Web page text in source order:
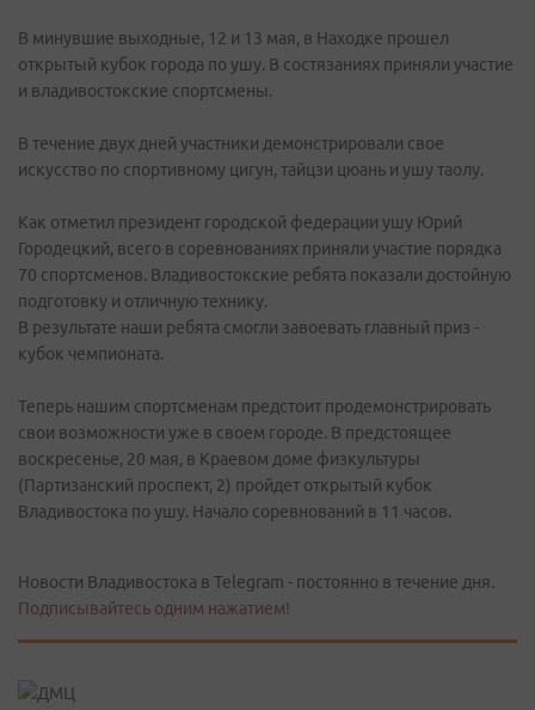
В минувшие выходные, 12 и 13 мая, в Находке прошел
открытый кубок города по ушу. В состязаниях приняли участие
и владивостокские спортсмены.
В течение двух дней участники демонстрировали свое
искусство по спортивному цигун, тайцзи цюань и ушу таолу.
Как отметил президент городской федерации ушу Юрий
Городецкий, всего в соревнованиях приняли участие порядка
70 спортсменов. Владивостокские ребята показали достойную
подготовку и отличную технику.
В результате наши ребята смогли завоевать главный приз -
кубок чемпионата.
Теперь нашим спортсменам предстоит продемонстрировать
свои возможности уже в своем городе. В предстоящее
воскресенье, 20 мая, в Краевом доме физкультуры
(Партизанский проспект, 2) пройдет открытый кубок
Владивостока по ушу. Начало соревнований в 11 часов.
Новости Владивостока в Telegram - постоянно в течение дня.
Подписывайтесь одним нажатием!